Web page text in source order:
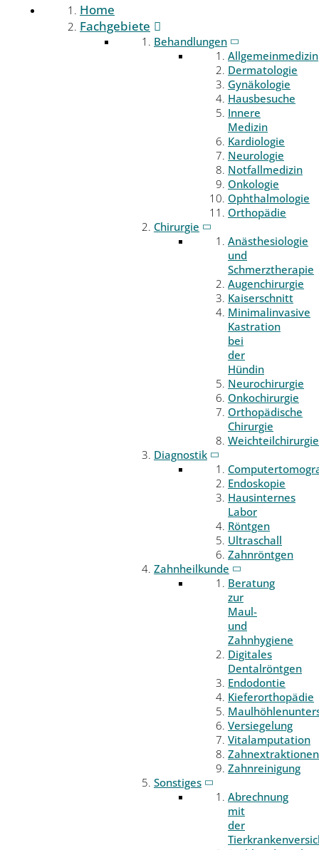
Home
Fachgebiete
Behandlungen
Allgemeinmedizin
Dermatologie
Gynäkologie
Hausbesuche
Innere
Medizin
Kardiologie
Neurologie
Notfallmedizin
Onkologie
Ophthalmologie
Orthopädie
Chirurgie
Anästhesiologie
und
Schmerztherapie
Augenchirurgie
Kaiserschnitt
Minimalinvasive
Kastration
bei
der
Hündin
Neurochirurgie
Onkochirurgie
Orthopädische
Chirurgie
Weichteilchirurgie
Diagnostik
Endoskopie
Hausinternes
Labor
Röntgen
Ultraschall
Zahnröntgen
Zahnheilkunde
Beratung
zur
Maul-
und
Zahnhygiene
Digitales
Dentalröntgen
Endodontie
Kieferorthopädie
Versiegelung
Vitalamputation
Zahnextraktionen
Zahnreinigung
Sonstiges
Abrechnung
mit
der